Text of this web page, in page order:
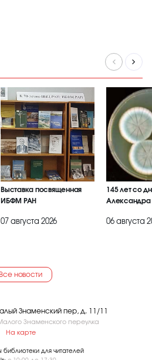
Выставка посвященная
ИБФМ РАН
07 августа 2026
145 лет со
Александра
06 августа
Все новости
Знаменский пер, д. 11/11
Знаменского переулка
На карте
для читателей